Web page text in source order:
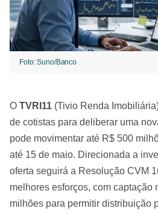
Foto: Suno/Banco
O TVRI11 (Tivio Renda
de cotistas para deliberar uma
pode movimentar até R$ 500
até 15 de maio. Direcionada a
oferta seguirá a Resolução CVM
melhores esforços, com captação
milhões para permitir distribuição